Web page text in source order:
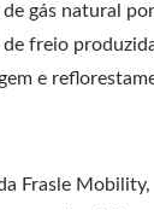
gás natural
freio
e
Frasle